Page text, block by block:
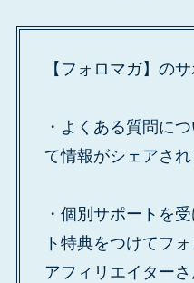
【フォロマガ】の
・よくある質問に
て情報がシェアされ
・個別サポートを
ト特典をつけてフ
アフィリエイター